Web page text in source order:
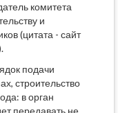
комитета
и
(цитата - сайт
подачи
строительство
в орган
передавать не